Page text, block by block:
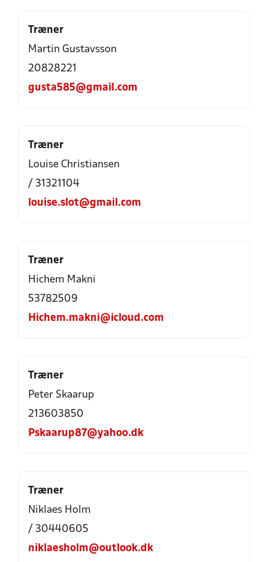
Træner
Martin Gustavsson
20828221
gusta585@gmail.com
Træner
Louise Christiansen
/ 31321104
louise.slot@gmail.com
Træner
Hichem Makni
53782509
Hichem.makni@icloud.com
Træner
Peter Skaarup
213603850
Pskaarup87@yahoo.dk
Træner
Niklaes Holm
/ 30440605
niklaesholm@outlook.dk